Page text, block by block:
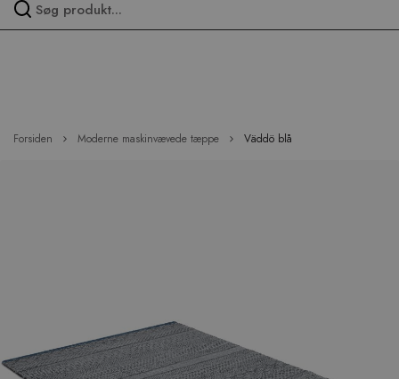
Forsiden Moderne maskinvævede tæppe Väddö blå